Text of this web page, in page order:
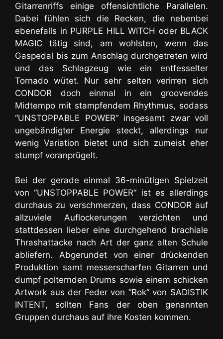
Gitarrenriffs einige offensichtliche Parallelen.
Dabei fühlen sich die Recken, die nebenbei
ebenefalls in PURPLE HILL WITCH oder BLACK
MAGIC tätig sind, am wohlsten, wenn das
Gaspedal bis zum Anschlag durchgetreten wird
und das Schlagzeug wie ein entfesselter
Tornado wütet. Nur sehr selten verirren sich
CONDOR doch einmal in ein groovendes
Midtempo mit stampfendem Rhythmus, sodass
“UNSTOPPABLE POWER“ insgesamt zwar voll
ungebändigter Energie steckt, allerdings nur
wenig Variation bietet und sich zumeist eher
stumpf voranprügelt.
Bei der gerade einmal 36-minütigen Spielzeit
von “UNSTOPPABLE POWER“ ist es allerdings
durchaus zu verschmerzen, dass CONDOR auf
allzuviele Auflockerungen verzichten und
stattdessen lieber eine durchgehend brachiale
Thrashattacke nach Art der ganz alten Schule
abliefern. Abgerundet von einer drückenden
Produktion samt messerscharfen Gitarren und
dumpf polternden Drums sowie einem schicken
Artwork aus der Feder von “Rok“ von SADISTIK
INTENT, sollten Fans der oben genannten
Gruppen durchaus auf ihre Kosten kommen.